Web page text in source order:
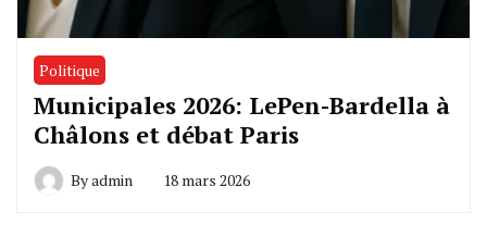
Politique
Municipales 2026: LePen-Bardella à
Châlons et débat Paris
Byadmin 18 mars 2026